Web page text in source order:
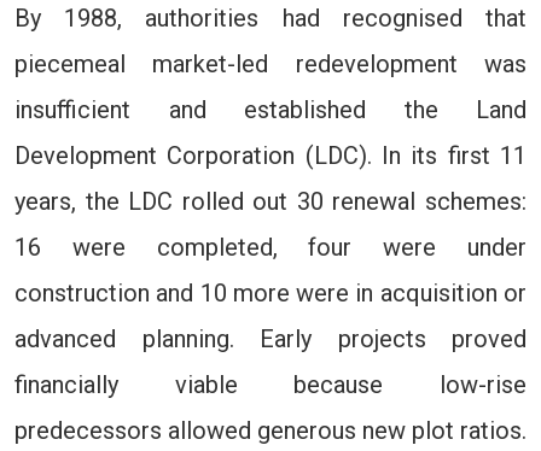
By 1988, authorities had recognised that
piecemeal market-led redevelopment was
insufficient and established the Land
Development Corporation (LDC). In its first 11
years, the LDC rolled out 30 renewal schemes:
16 were completed, four were under
construction and 10 more were in acquisition or
advanced planning. Early projects proved
financially viable because low-rise
predecessors allowed generous new plot ratios.